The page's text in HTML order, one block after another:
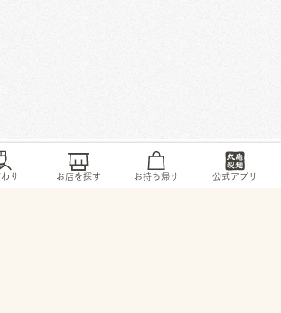
り お店を探す お持ち帰り 公式アプリ
ス / 大井町上大井255-1